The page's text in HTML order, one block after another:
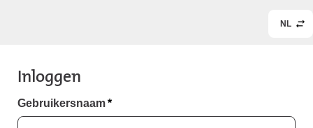
NL
Inloggen
Gebruikersnaam*